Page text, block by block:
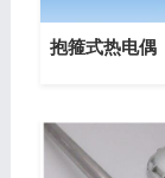
抱箍式热电偶